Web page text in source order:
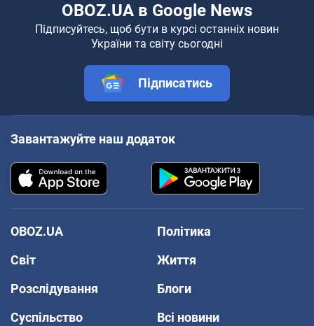
OBOZ.UA в Google News
Підписуйтесь, щоб бути в курсі останніх новин
України та світу сьогодні
Підписатись
Завантажуйте наш додаток
OBOZ.UA
Політика
Світ
Життя
Розслідування
Блоги
Суспільство
Всі новини